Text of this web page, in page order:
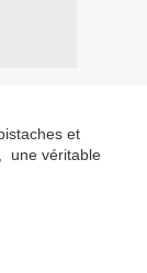
et
une véritable